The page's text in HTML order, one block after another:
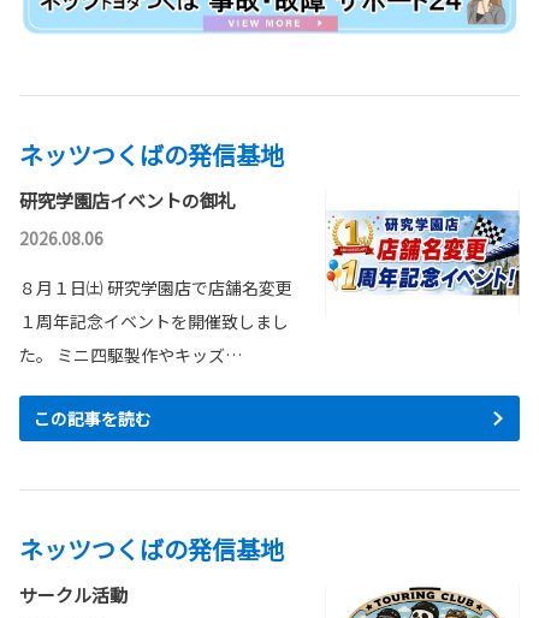
ネッツつくばの発信基地
研究学園店イベントの御礼
2026.08.06
８月１日㈯ 研究学園店で店舗名変更
１周年記念イベントを開催致しまし
た。 ミニ四駆製作やキッズ…
この記事を読む
ネッツつくばの発信基地
サークル活動